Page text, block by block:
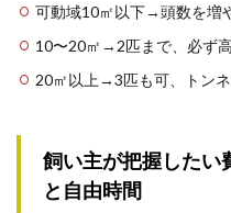
可動域10㎡以下→頭数を増
10〜20㎡→2匹まで、必ず
20㎡以上→3匹も可、トン
飼い主が把握したい
と自由時間